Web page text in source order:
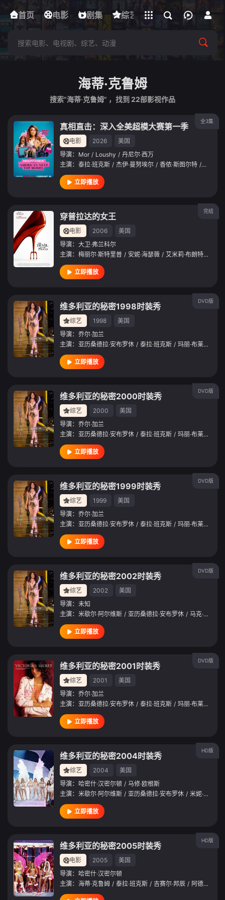
首页 电影 剧集 综艺 动漫 短剧
下载客户端
立即登录
海蒂·克鲁姆
搜索"海蒂·克鲁姆" ，找到 22部影视作品
全3集
真相直击：深入全美超模大赛第一季
电影 2026
美国
导演： Mor / Loushy / 丹尼尔·西万
主演： 泰拉·班克斯 / 杰伊·曼努埃尔 / 香侬·斯图尔特 / 珍妮·杰
立即播放
完结
穿普拉达的女王
电影 2006
美国
导演： 大卫·弗兰科尔
主演： 梅丽尔·斯特里普 / 安妮·海瑟薇 / 艾米莉·布朗特 /
立即播放
DVD版
维多利亚的秘密1998时装秀
综艺 1998
美国
导演： 乔尔·加兰
主演： 亚历桑德拉·安布罗休 / 泰拉·班克斯 / 玛丽·布莱姬
立即播放
DVD版
维多利亚的秘密2000时装秀
综艺 2000
美国
导演： 乔尔·加兰
主演： 亚历桑德拉·安布罗休 / 泰拉·班克斯 / 玛丽·布莱姬
立即播放
DVD版
维多利亚的秘密1999时装秀
综艺 1999
美国
导演： 乔尔·加兰
主演： 亚历桑德拉·安布罗休 / 泰拉·班克斯 / 玛丽·布莱姬
立即播放
DVD版
维多利亚的秘密2002时装秀
综艺 2002
美国
导演： 未知
主演： 米歇尔·阿尔维斯 / 亚历桑德拉·安布罗休 / 马克·安东尼
立即播放
DVD版
维多利亚的秘密2001时装秀
综艺 2001
美国
导演： 乔尔·加兰
主演： 亚历桑德拉·安布罗休 / 泰拉·班克斯 / 玛丽·布莱姬
立即播放
HD版
维多利亚的秘密2004时装秀
综艺 2004
美国
导演： 哈密什·汉密尔顿 / 马修·欧根斯
主演： 米歇尔·阿尔维斯 / 亚历桑德拉·安布罗休 / 米妮·安顿
立即播放
HD版
维多利亚的秘密2005时装秀
电影 2005
美国
导演： 哈密什·汉密尔顿
主演： 海蒂·克鲁姆 / 泰拉·班克斯 / 吉赛尔·邦辰 / 阿德瑞娜·利玛